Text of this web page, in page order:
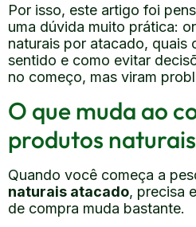
Por isso, este artigo foi
uma dúvida muito prática:
naturais por atacado, quais
sentido e como evitar
no começo, mas viram
O que muda ao
produtos
Quando você começa a
naturais atacado, precisa
de compra muda bastante.